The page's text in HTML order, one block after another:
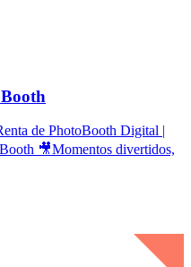
de PhotoBooth Digital |
🎥Momentos divertidos,